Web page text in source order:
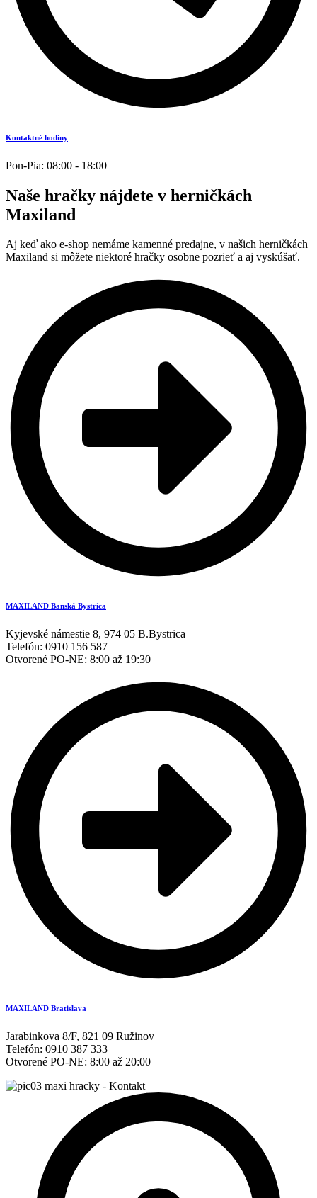
Kontaktné hodiny
Pon-Pia: 08:00 - 18:00
Naše hračky nájdete v herničkách
Maxiland
Aj keď ako e-shop nemáme kamenné predajne, v našich herničkách
Maxiland si môžete niektoré hračky osobne pozrieť a aj vyskúšať.
MAXILAND Banská Bystrica
Kyjevské námestie 8, 974 05 B.Bystrica
Telefón: 0910 156 587
Otvorené PO-NE: 8:00 až 19:30
MAXILAND Bratislava
Jarabinkova 8/F, 821 09 Ružinov
Telefón: 0910 387 333
Otvorené PO-NE: 8:00 až 20:00